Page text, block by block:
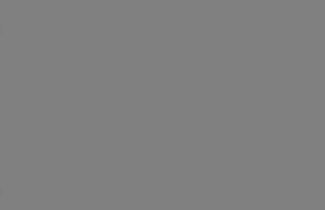
Goldpreis weiter belasten" mit 5
Zurich Insurance: Drei Schweizer